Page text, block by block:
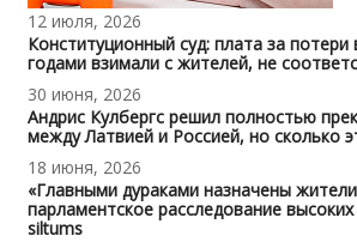
12 июля, 2026
Конституционный суд: плата за
годами взимали с жителей, не
30 июня, 2026
Андрис Кулбергс решил полностью
между Латвией и Россией, но сколько
18 июня, 2026
«Главными дураками назначены
парламентское расследование
siltums